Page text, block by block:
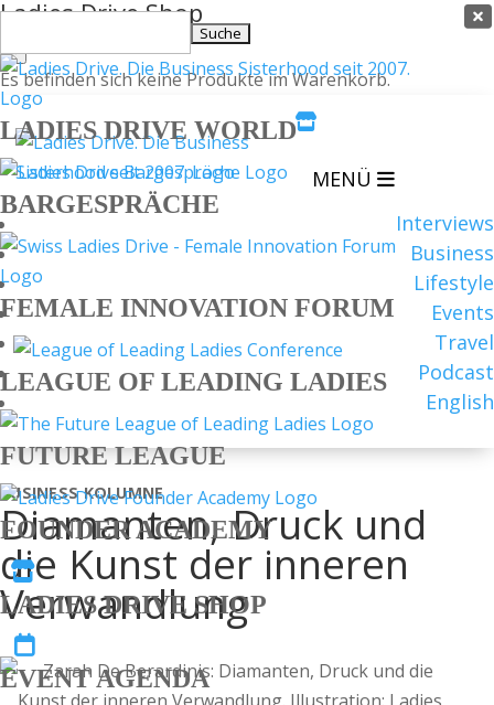
Ladies Drive Shop
×
Es befinden sich keine Produkte im Warenkorb.

MENÜ
Interviews
Business
Lifestyle
Events
Travel
Podcast
English

nach:
LADIES DRIVE WORLD
BARGESPRÄCHE
FEMALE INNOVATION FORUM
LEAGUE OF LEADING LADIES
FUTURE LEAGUE
FOUNDER ACADEMY

LADIES DRIVE SHOP

EVENT AGENDA
BUSINESS KOLUMNE
Diamanten, Druck und
die Kunst der inneren
Verwandlung